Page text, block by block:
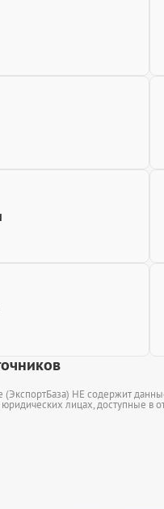
НЕ содержит
лицах, доступные в